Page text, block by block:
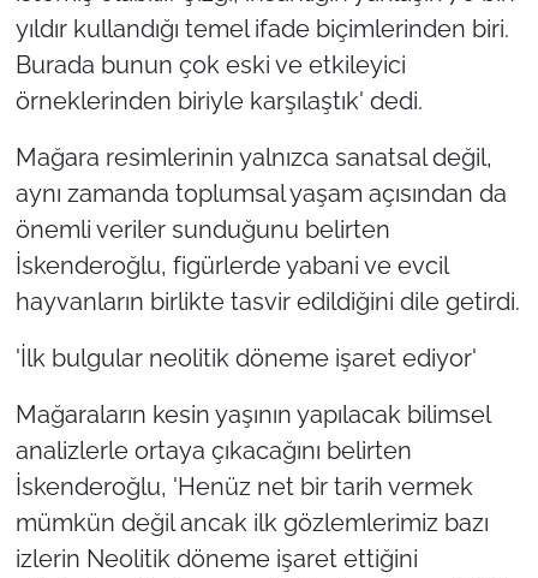
yıldır kullandığı temel ifade biçimlerinden biri.
Burada bunun çok eski ve etkileyici
örneklerinden biriyle karşılaştık' dedi.
Mağara resimlerinin yalnızca sanatsal değil,
aynı zamanda toplumsal yaşam açısından da
önemli veriler sunduğunu belirten
İskenderoğlu, figürlerde yabani ve evcil
hayvanların birlikte tasvir edildiğini dile getirdi.
'İlk bulgular neolitik döneme işaret ediyor'
Mağaraların kesin yaşının yapılacak bilimsel
analizlerle ortaya çıkacağını belirten
İskenderoğlu, 'Henüz net bir tarih vermek
mümkün değil ancak ilk gözlemlerimiz bazı
izlerin Neolitik döneme işaret ettiğini